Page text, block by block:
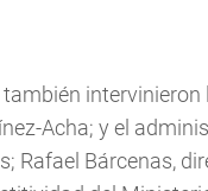
intervinieron
Acha; y el
Rafael Bárcenas,